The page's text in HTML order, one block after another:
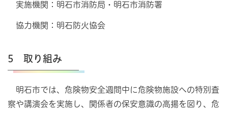
実施機関：明石市消防局・明石市消防署
協力機関：明石防火協会
5 取り組み
明石市では、危険物安全週間中に危険物施設への特別査
察や講演会を実施し、関係者の保安意識の高揚を図り、危